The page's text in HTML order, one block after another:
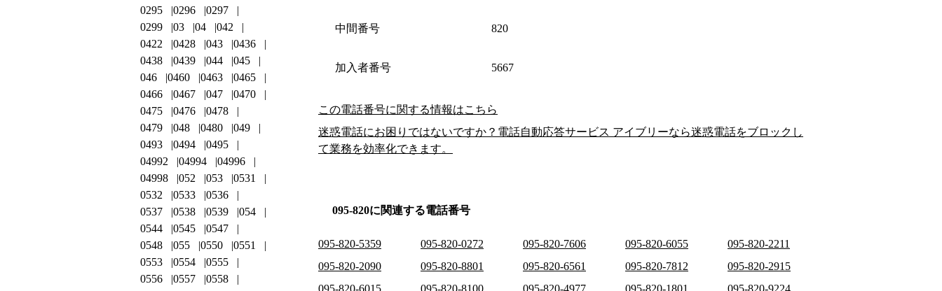
中間番号 820
加入者番号 5667
この電話番号に関する情報はこちら
迷惑電話にお困りではないですか？電話自動応答サービス アイブリーなら迷惑電話をブロックし
て業務を効率化できます。
095-820に関連する電話番号
095-820-5359 095-820-0272 095-820-7606 095-820-6055
095-820-2211
095-820-2090
095-820-8801 095-820-6561 095-820-7812
095-820-2915
095-820-6015
095-820-8100 095-820-4977 095-820-1801
095-820-9224
0295
0296
0297
0299
03 04
042
0422
0428 043
0436
0438
0439 044
045
046
0460 0463
0465
0466
0467 047
0470
0475
0476
0478
0479
048 0480
049
0493
0494
0495
04992
04994
04996
04998
052 053
0531
0532
0533
0536
0537
0538 0539
054
0544
0545
0547
0548
055 0550
0551
0553
0554
0555
0556
0557
0558